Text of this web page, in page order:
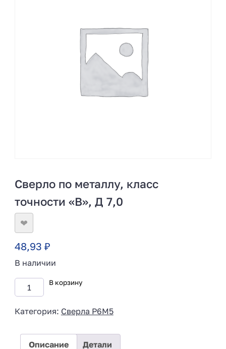
Сверло по металлу, класс
точности «В», Д 7,0
❤
48,93 ₽
В наличии
В корзину
Категория: Сверла Р6М5
Описание Детали